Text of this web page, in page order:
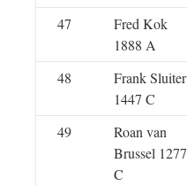
47
Fred Kok
1888 A
48
Frank Sluiter
1447 C
49
Roan van
Brussel 1277
C